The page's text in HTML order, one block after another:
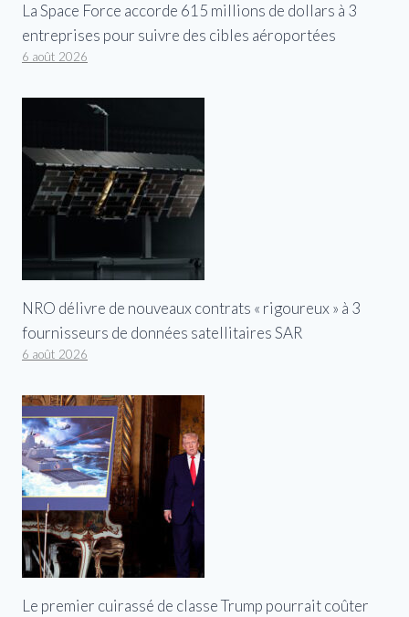
La Space Force accorde 615 millions de dollars à 3
entreprises pour suivre des cibles aéroportées
6 août 2026
NRO délivre de nouveaux contrats « rigoureux » à 3
fournisseurs de données satellitaires SAR
6 août 2026
Le premier cuirassé de classe Trump pourrait coûter